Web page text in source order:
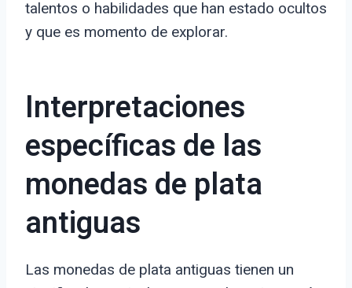
talentos o habilidades que han estado ocultos
y que es momento de explorar.
Interpretaciones
específicas de las
monedas de plata
antiguas
Las monedas de plata antiguas tienen un